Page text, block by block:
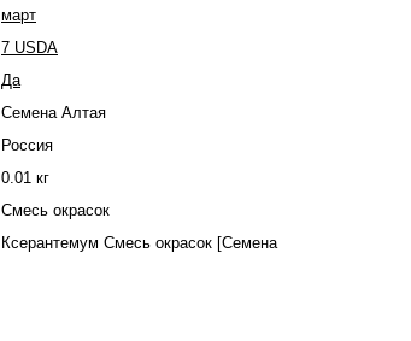
март
7 USDA
Да
Семена Алтая
Россия
0.01 кг
Смесь окрасок
Ксерантемум Смесь окрасок [Семена